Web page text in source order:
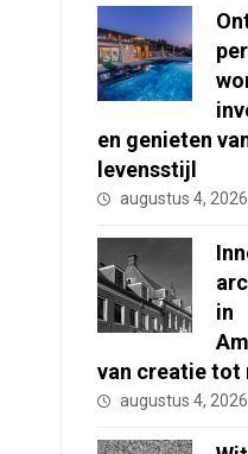
en genieten
levensstijl
augustus 4, 2026
in
van creatie tot
augustus 4, 2026